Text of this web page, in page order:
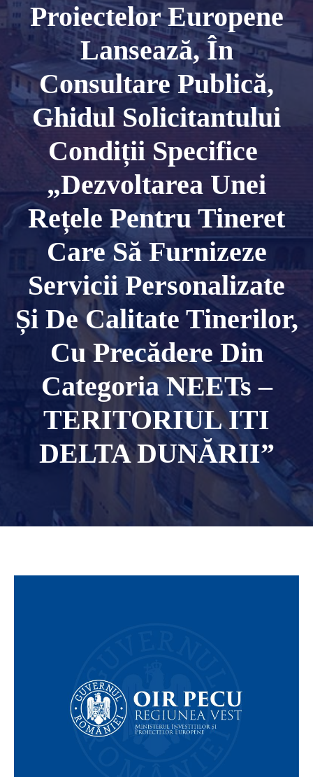
Proiectelor Europene
Lansează, În
Consultare Publică,
Ghidul Solicitantului
Condiții Specifice
„Dezvoltarea Unei
Rețele Pentru Tineret
Care Să Furnizeze
Servicii Personalizate
Și De Calitate Tinerilor,
Cu Precădere Din
Categoria NEETs –
TERITORIUL ITI
DELTA DUNĂRII”